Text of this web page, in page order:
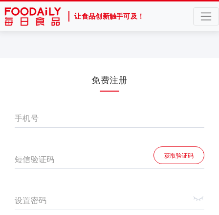
让食品创新触手可及！
免费注册
手机号
短信验证码 获取验证码
设置密码